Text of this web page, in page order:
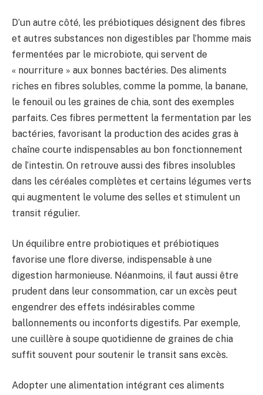
D’un autre côté, les prébiotiques désignent des fibres
et autres substances non digestibles par l’homme mais
fermentées par le microbiote, qui servent de
« nourriture » aux bonnes bactéries. Des aliments
riches en fibres solubles, comme la pomme, la banane,
le fenouil ou les graines de chia, sont des exemples
parfaits. Ces fibres permettent la fermentation par les
bactéries, favorisant la production des acides gras à
chaîne courte indispensables au bon fonctionnement
de l’intestin. On retrouve aussi des fibres insolubles
dans les céréales complètes et certains légumes verts
qui augmentent le volume des selles et stimulent un
transit régulier.
Un équilibre entre probiotiques et prébiotiques
favorise une flore diverse, indispensable à une
digestion harmonieuse. Néanmoins, il faut aussi être
prudent dans leur consommation, car un excès peut
engendrer des effets indésirables comme
ballonnements ou inconforts digestifs. Par exemple,
une cuillère à soupe quotidienne de graines de chia
suffit souvent pour soutenir le transit sans excès.
Adopter une alimentation intégrant ces aliments